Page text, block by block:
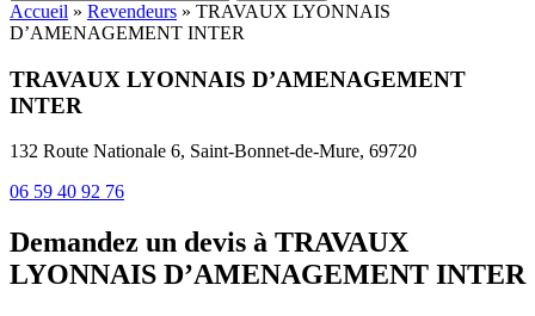
Accueil » Revendeurs » TRAVAUX LYONNAIS
D’AMENAGEMENT INTER
TRAVAUX LYONNAIS D’AMENAGEMENT
INTER
132 Route Nationale 6, Saint-Bonnet-de-Mure, 69720
06 59 40 92 76
Demandez un devis à TRAVAUX
LYONNAIS D’AMENAGEMENT INTER